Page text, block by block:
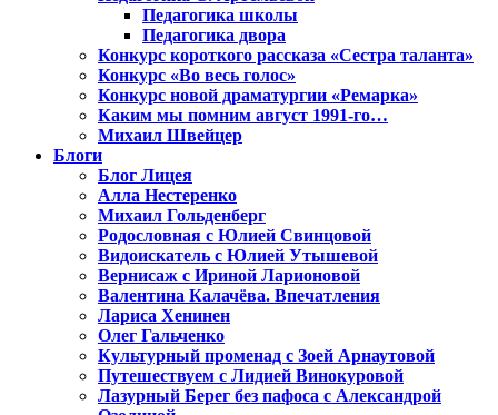
Педагогика школы
Педагогика двора
Конкурс короткого рассказа «Сестра таланта»
Конкурс «Во весь голос»
Конкурс новой драматургии «Ремарка»
Каким мы помним август 1991-го…
Михаил Швейцер
Блоги
Блог Лицея
Алла Нестеренко
Михаил Гольденберг
Родословная с Юлией Свинцовой
Видоискатель с Юлией Утышевой
Вернисаж с Ириной Ларионовой
Валентина Калачёва. Впечатления
Лариса Хенинен
Олег Гальченко
Культурный променад с Зоей Арнаутовой
Путешествуем с Лидией Винокуровой
Лазурный Берег без пафоса с Александрой